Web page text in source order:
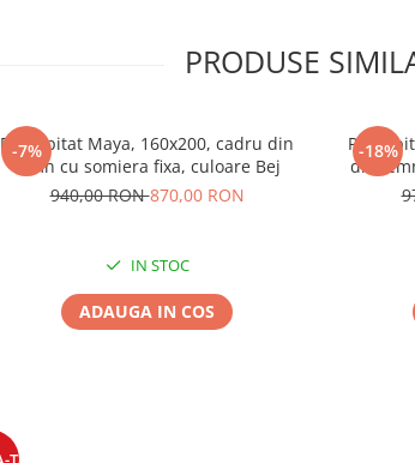
PRODUSE
-7%
Pat tapitat Maya, 160x200, cadru din
lemn cu somiera fixa, culoare Bej
940,00 RON870,00 RON
IN STOC
ADAUGA IN COS
-18%
Pat
din